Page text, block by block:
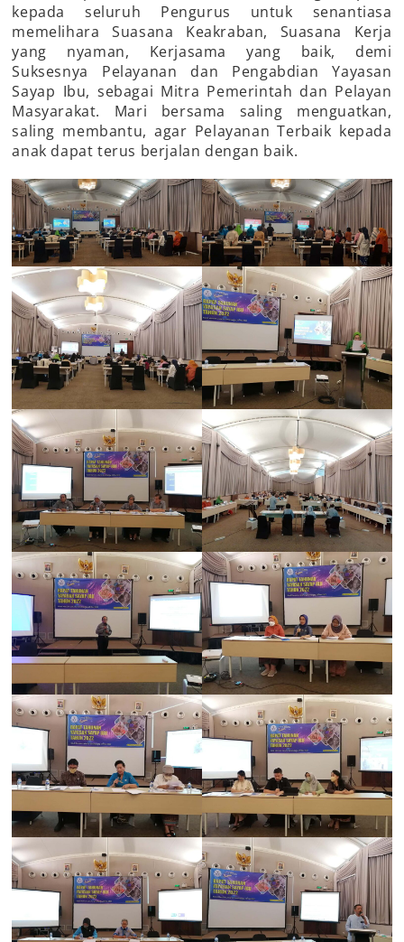
kepada seluruh Pengurus untuk senantiasa
memelihara Suasana Keakraban, Suasana Kerja
yang nyaman, Kerjasama yang baik, demi
Suksesnya Pelayanan dan Pengabdian Yayasan
Sayap Ibu, sebagai Mitra Pemerintah dan Pelayan
Masyarakat. Mari bersama saling menguatkan,
saling membantu, agar Pelayanan Terbaik kepada
anak dapat terus berjalan dengan baik.